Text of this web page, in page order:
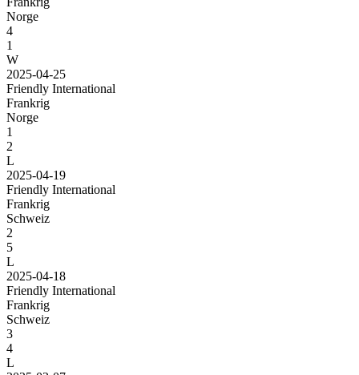
Norge
4
1
W
2025-04-25
Friendly International
Frankrig
Norge
1
2
L
2025-04-19
Friendly International
Frankrig
Schweiz
2
5
L
2025-04-18
Friendly International
Frankrig
Schweiz
3
4
L